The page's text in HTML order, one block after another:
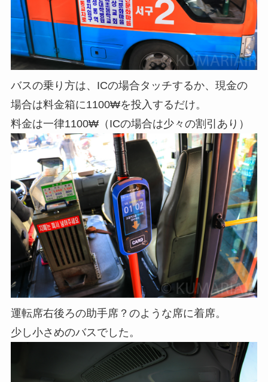
バスの乗り方は、ICの場合タッチするか、現金の
場合は料金箱に1100₩を投入するだけ。
料金は一律1100₩（ICの場合は少々の割引あり）
運転席右後ろの助手席？のような席に着席。
少し小さめのバスでした。